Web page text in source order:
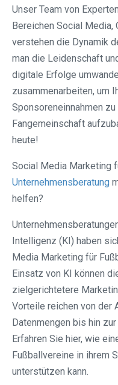
Unser Team von
Bereichen Social Media,
verstehen die Dynamik
man die Leidenschaft
digitale Erfolge
zusammenarbeiten, um
Sponsoreneinnahmen
Fangemeinschaft
heute!
Social Media Marketing
Unternehmensberatung
helfen?
Intelligenz (KI) haben
Media Marketing für
Einsatz von KI können
zielgerichtetere
Vorteile reichen von der
Datenmengen bis hin
Erfahren Sie hier, wie
Fußballvereine in ihrem
unterstützen kann.